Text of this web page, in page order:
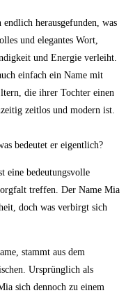
herausgefunden, was
und elegantes Wort,
und Energie verleiht.
einfach ein Name mit
die ihrer ⁢Tochter einen
zeitlos und modern ⁣ist.
bedeutet er eigentlich?
eine bedeutungsvolle
⁢treffen. Der Name Mia
doch was verbirgt sich
stammt aus dem
Ursprünglich als
sich ⁢dennoch ​zu einem